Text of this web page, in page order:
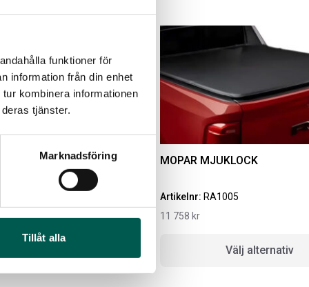
funktioner för
information från din enhet
kombinera informationen
tjänster.
Marknadsföring
Tillåt alla
RA0365
kr
LACKSTIFT DIAMOND
BLACK PXJ
MOPAR MJUKLOCK
Artikelnr: RA1005
11 758 kr
Välj alternativ